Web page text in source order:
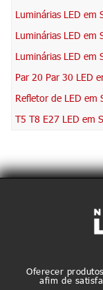
Luminárias LED em
Luminárias LED em
Luminárias LED em
Par 20 Par 30 LED
Refletor de LED em
T5 T8 E27 LED em
Oferecer
afim de